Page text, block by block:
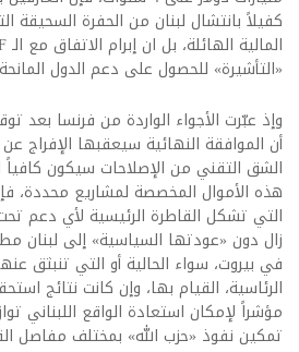
كفيلاً بانتشال لبنان من الحفرة السحيقة
«التأشيرة» للحصول على دعم الدول
وإذ عبّرت الأجواء الواردة من فرنسا بعد
أن الموافقة النهائية سيعقبها الإفراج
الشق التقني من الإصلاحات سيكون
هذه الأموال المخصصة لمشاريع محددة،
التي تشكل القاطرة الرئيسية لأي دعم
زال دون «عودتها السياسية» إلى لبنان
في بيروت، سواء الحالية أو التي تنبثق عنها
مؤشراً لإمكان استعادة الواقع اللبناني
تمكين نفوذ «حزب الله» بمختلف مفاصل